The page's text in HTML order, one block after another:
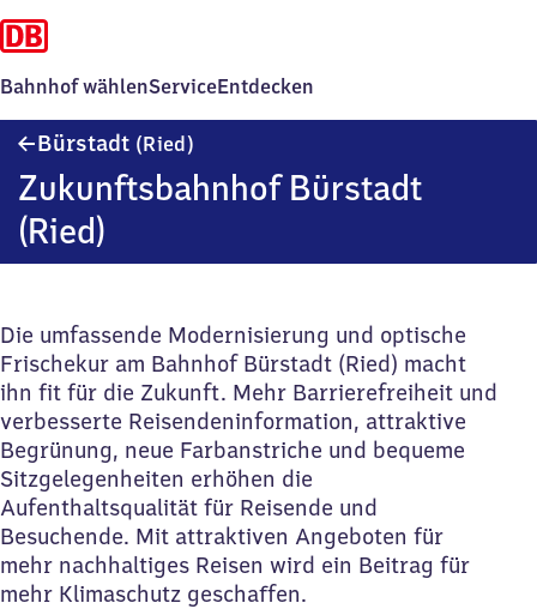
Bahnhof wählenServiceEntdecken
Bürstadt (Ried)
Zukunftsbahnhof Bürstadt
(Ried)
Die umfassende Modernisierung und optische
Frischekur am Bahnhof Bürstadt (Ried) macht
ihn fit für die Zukunft. Mehr Barrierefreiheit und
verbesserte Reisendeninformation, attraktive
Begrünung, neue Farbanstriche und bequeme
Sitzgelegenheiten erhöhen die
Aufenthaltsqualität für Reisende und
Besuchende. Mit attraktiven Angeboten für
mehr nachhaltiges Reisen wird ein Beitrag für
mehr Klimaschutz geschaffen.